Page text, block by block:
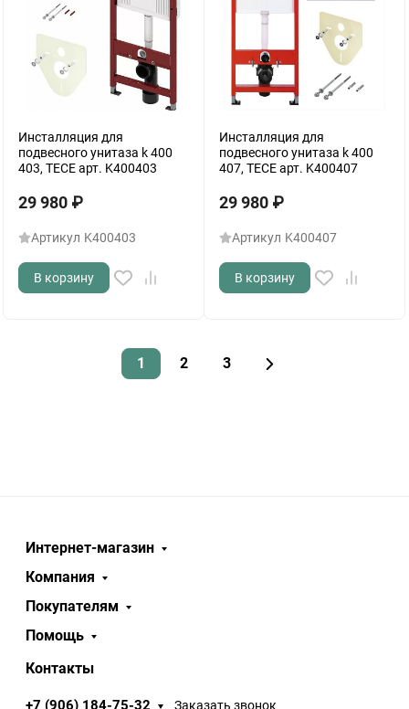
Инсталляция для
подвесного унитаза k 400
403, TECE арт. K400403
29 980 ₽
Артикул K400403
В корзину
Инсталляция для
подвесного унитаза k 400
407, TECE арт. K400407
29 980 ₽
Артикул K400407
В корзину
1 2 3
Интернет-магазин
Компания
Покупателям
Помощь
Контакты
+7 (906) 184-75-32 Заказать звонок